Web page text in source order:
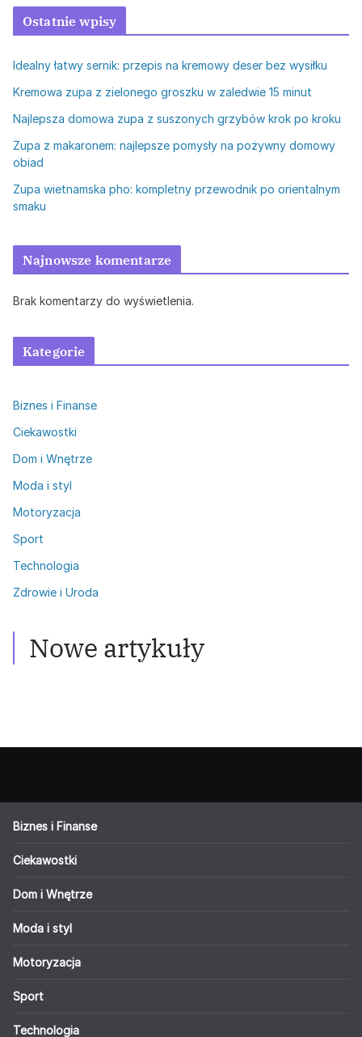
Ostatnie wpisy
Idealny łatwy sernik: przepis na kremowy deser bez wysiłku
Kremowa zupa z zielonego groszku w zaledwie 15 minut
Najlepsza domowa zupa z suszonych grzybów krok po kroku
Zupa z makaronem: najlepsze pomysły na pożywny domowy
obiad
Zupa wietnamska pho: kompletny przewodnik po orientalnym
smaku
Najnowsze komentarze
Brak komentarzy do wyświetlenia.
Kategorie
Biznes i Finanse
Ciekawostki
Dom i Wnętrze
Moda i styl
Motoryzacja
Sport
Technologia
Zdrowie i Uroda
Nowe artykuły
metody walki
Biznes i Finanse
Ciekawostki
Dom i Wnętrze
Moda i styl
Motoryzacja
Sport
Technologia